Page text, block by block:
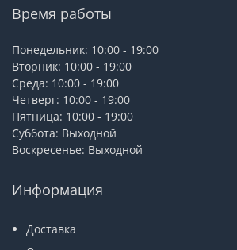
Время работы
Понедельник: 10:00 - 19:00
Вторник: 10:00 - 19:00
Среда: 10:00 - 19:00
Четверг: 10:00 - 19:00
Пятница: 10:00 - 19:00
Суббота: Выходной
Воскресенье: Выходной
Информация
Доставка